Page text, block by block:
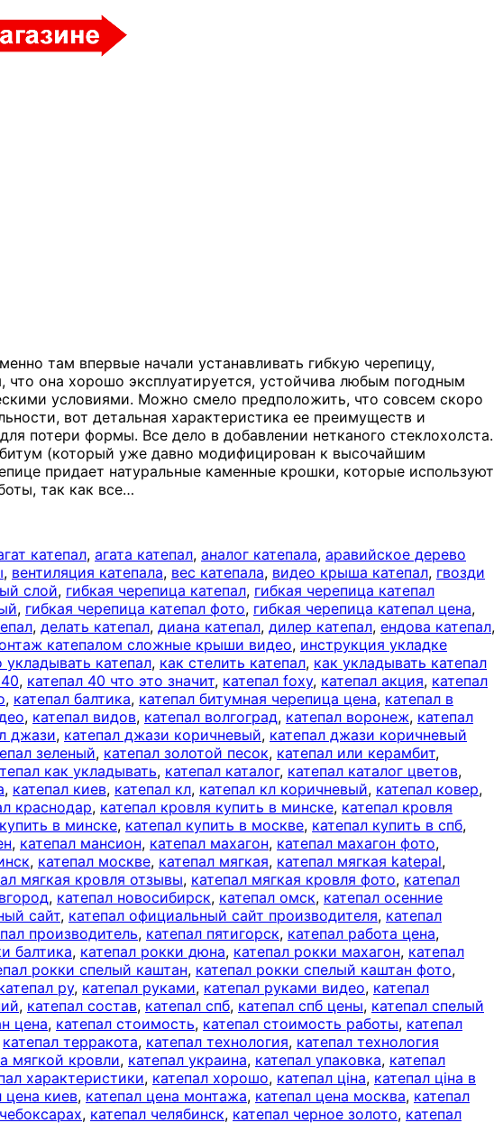
там впервые начали устанавливать гибкую черепицу,
что она хорошо эксплуатируется, устойчива любым погодным
условиями. Можно смело предположить, что совсем скоро
вот детальная характеристика ее преимуществ и
потери формы. Все дело в добавлении нетканого стеклохолста.
(который уже давно модифицирован к высочайшим
придает натуральные каменные крошки, которые используют
так как все…
катепал, агата катепал, аналог катепала, аравийское дерево
, вентиляция катепала, вес катепала, видео крыша катепал, гвозди
слой, гибкая черепица катепал, гибкая черепица катепал
, гибкая черепица катепал фото, гибкая черепица катепал цена,
, делать катепал, диана катепал, дилер катепал, ендова катепал,
катепалом сложные крыши видео, инструкция укладке
укладывать катепал, как стелить катепал, как укладывать катепал
, катепал 40 что это значит, катепал foxy, катепал акция, катепал
, катепал балтика, катепал битумная черепица цена, катепал в
, катепал видов, катепал волгоград, катепал воронеж, катепал
джази, катепал джази коричневый, катепал джази коричневый
зеленый, катепал золотой песок, катепал или керамбит,
как укладывать, катепал каталог, катепал каталог цветов,
, катепал киев, катепал кл, катепал кл коричневый, катепал ковер,
краснодар, катепал кровля купить в минске, катепал кровля
в минске, катепал купить в москве, катепал купить в спб,
, катепал мансион, катепал махагон, катепал махагон фото,
, катепал москве, катепал мягкая, катепал мягкая katepal,
мягкая кровля отзывы, катепал мягкая кровля фото, катепал
, катепал новосибирск, катепал омск, катепал осенние
сайт, катепал официальный сайт производителя, катепал
производитель, катепал пятигорск, катепал работа цена,
балтика, катепал рокки дюна, катепал рокки махагон, катепал
рокки спелый каштан, катепал рокки спелый каштан фото,
ру, катепал руками, катепал руками видео, катепал
, катепал состав, катепал спб, катепал спб цены, катепал спелый
цена, катепал стоимость, катепал стоимость работы, катепал
катепал терракота, катепал технология, катепал технология
мягкой кровли, катепал украина, катепал упаковка, катепал
характеристики, катепал хорошо, катепал ціна, катепал ціна в
цена киев, катепал цена монтажа, катепал цена москва, катепал
, катепал челябинск, катепал черное золото, катепал